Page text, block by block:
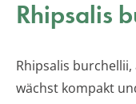
Rhipsalis
Rhipsalis
wächst kompakt